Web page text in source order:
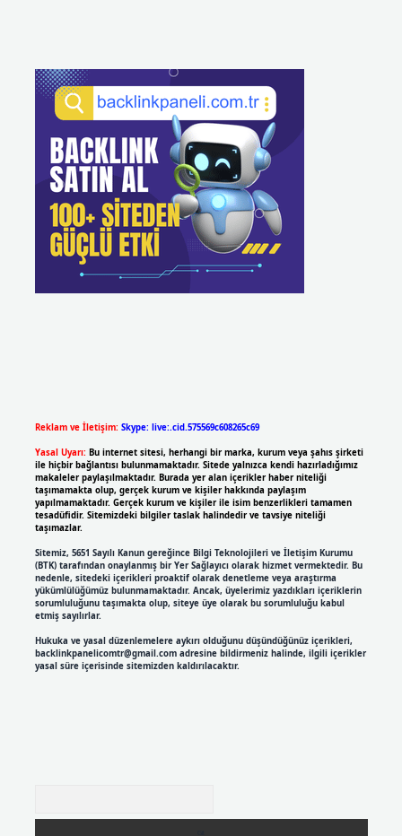
Reklam ve İletişim: Skype: live:.cid.575569c608265c69
Yasal Uyarı: Bu internet sitesi, herhangi bir marka, kurum veya şahıs şirketi
ile hiçbir bağlantısı bulunmamaktadır. Sitede yalnızca kendi hazırladığımız
makaleler paylaşılmaktadır. Burada yer alan içerikler haber niteliği
taşımamakta olup, gerçek kurum ve kişiler hakkında paylaşım
yapılmamaktadır. Gerçek kurum ve kişiler ile isim benzerlikleri tamamen
tesadüfidir. Sitemizdeki bilgiler taslak halindedir ve tavsiye niteliği
taşımazlar.
Sitemiz, 5651 Sayılı Kanun gereğince Bilgi Teknolojileri ve İletişim Kurumu
(BTK) tarafından onaylanmış bir Yer Sağlayıcı olarak hizmet vermektedir. Bu
nedenle, sitedeki içerikleri proaktif olarak denetleme veya araştırma
yükümlülüğümüz bulunmamaktadır. Ancak, üyelerimiz yazdıkları içeriklerin
sorumluluğunu taşımakta olup, siteye üye olarak bu sorumluluğu kabul
etmiş sayılırlar.
Hukuka ve yasal düzenlemelere aykırı olduğunu düşündüğünüz içerikleri,
backlinkpanelicomtr@gmail.comadresine bildirmeniz halinde, ilgili içerikler
yasal süre içerisinde sitemizden kaldırılacaktır.